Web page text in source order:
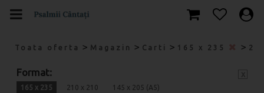
Toata oferta > Magazin > Carti > 165 x 235 >
Format:
165 x 235 210 x 210 145 x 205 (A5)